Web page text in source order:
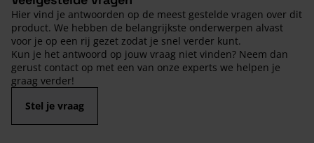
Hier vind je antwoorden op de meest gestelde vragen over dit
product. We hebben de belangrijkste onderwerpen alvast
voor je op een rij gezet zodat je snel verder kunt.
Kun je het antwoord op jouw vraag niet vinden? Neem dan
gerust contact op met een van onze experts we helpen je
graag verder!
Stel je vraag